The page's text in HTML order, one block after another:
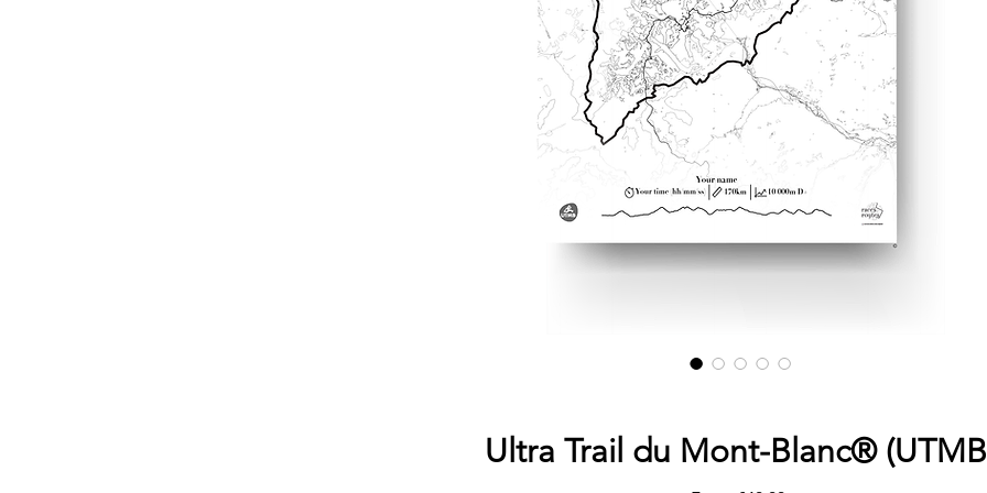
Ultra Trail du Mont-Blanc®